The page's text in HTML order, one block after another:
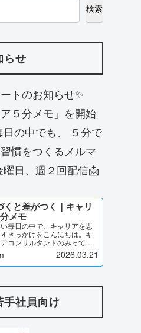
検索
らせ
トのお知らせ✨
５分メモ」を開始
の中でも、 ５分で
慣をつくるメルマ
日、週２回配信📩
くと差がつく｜キャリ
メモ
毎日の中で、キャリアを思
きっかけをこんにちは。キ
コンサルタントのみってる
。このページでは、私が発信
る「気づくと差がつく｜キ
5分メモ」のブログ記事をま
つく キャリア5分メモ...
2026.03.21
手社員向け